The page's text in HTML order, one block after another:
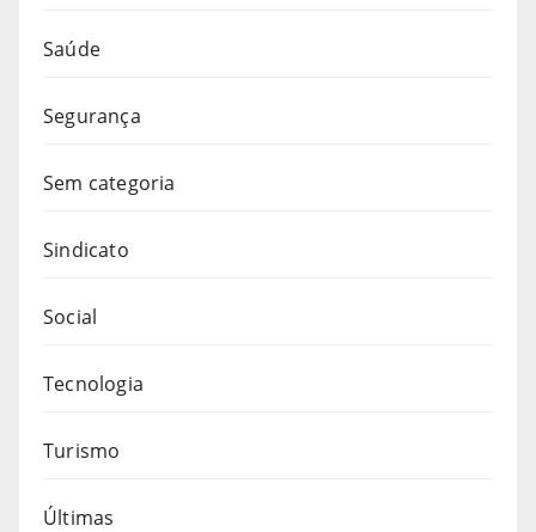
Saúde
Segurança
Sem categoria
Sindicato
Social
Tecnologia
Turismo
Últimas